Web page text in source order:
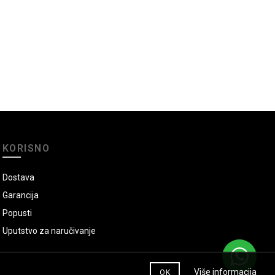
KORISNO
Dostava
Garancija
Popusti
Uputstvo za naručivanje
OK Više informacija